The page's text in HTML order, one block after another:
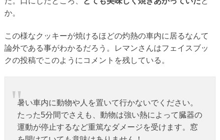
か。
この様なクッキーが焼けるほどの灼熱の車内に居るなんて
論外である事がわかるだろう。レマンさんはフェイスブッ
クの投稿でこのようにコメントを残している。
暑い車内に動物や人を置いて行かないでください。
たった5分間でさえも、動物は強い熱によって臓器の
運動が停止するなど重篤なダメージを受けます。窓